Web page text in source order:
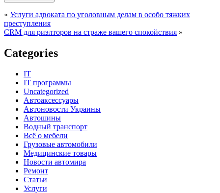
« Услуги адвоката по уголовным делам в особо тяжких
преступления
CRM для риэлторов на страже вашего спокойствия »
Categories
IT
IT программы
Uncategorized
Автоаксессуары
Автоновости Украины
Автошины
Водный транспорт
Всё о мебели
Грузовые автомобили
Медицинские товары
Новости автомира
Ремонт
Статьи
Услуги